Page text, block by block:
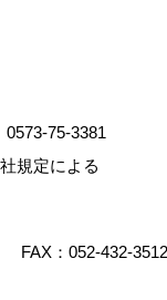
0573-75-3381
規定による
FAX：052-432-3512